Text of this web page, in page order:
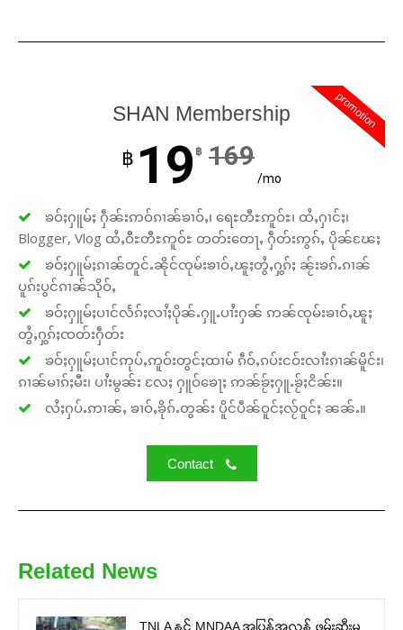
promotion
SHAN Membership
฿ 19 ฿ 169
/mo
ၶဝ်ႈႁူမ်ႈ ႁဵၼ်းဢဝ်ၵၢၼ်ၶၢဝ်ႇ၊ ရေႊတီႊဢူဝ်ႊ၊ ထႆႇႁၢင်ႈ၊
Blogger, Vlog ထႆႇဝီႊတီႊဢူဝ်ႊ တတ်းတေႃႇ ႁဵတ်းဢွၵ်ႇ ပိုၼ်ၽႄႈ
ၶဝ်ႈႁူမ်ႈၵၢၼ်တူင်ႉၼိုင်ၸုမ်းၶၢဝ်ႇၽူႈတွႆႇႁွၵ်ႈ ၼႂ်းၶၵ်ႉၵၢၼ်
ပူၵ်းပွင်ၵၢၼ်သိုဝ်ႇ
ၶဝ်ႈႁူမ်ႈပၢင်လႅၵ်ႈလၢႆႈပိုၼ်ႉႁူႉပၢႆးႁၼ် ဢၼ်ၸုမ်းၶၢဝ်ႇၽူႈ
တွႆႇႁွၵ်ႈၸတ်းႁဵတ်း
ၶဝ်ႈႁူမ်ႈပၢင်ဢုပ်ႇဢူဝ်းတွင်ႈထၢမ် ၵဵဝ်ႇၵပ်းငဝ်းလၢႆးၵၢၼ်မိူင်း၊
ၵၢၼ်မၢၵ်ႈမီး၊ ပၢႆးမွၼ်း လႄႈ ႁူဝ်ၶေႃႈ ဢၼ်ၶႂ်ႈႁူႉၶႂ်ႈငိၼ်း။
လႆႈႁပ်ႉဢၢၼ်ႇ ၶၢဝ်ႇၶိုၵ်ႉတွၼ်း ပိူင်ပဵၼ်ဝူင်ႈလႂ်ဝူင်ႈ ၼၼ်ႉ။
Contact
Related News
TNLA နှင့် MNDAA အပြန်အလှန် ဖမ်းဆီးမှု